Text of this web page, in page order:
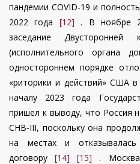
пандемии COVID-19 и
2022 года [12] . В ноябре
заседание Двусторонней
(исполнительного органа
одностороннем порядке
«риторики и действий» США
началу 2023 года
пришел к выводу, что Россия
СНВ-III, поскольку она
на местах и
договору[14][15] .